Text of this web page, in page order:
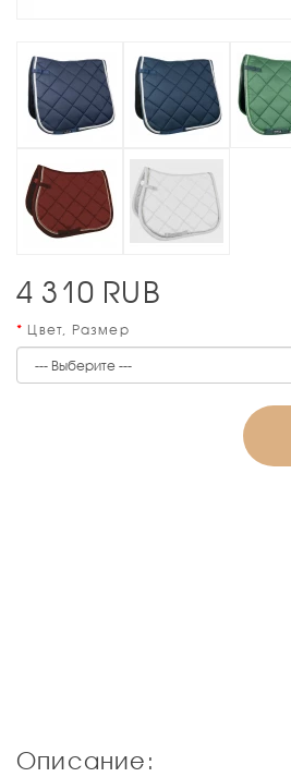
4 310 RUB
Цвет, Размер
Описание: